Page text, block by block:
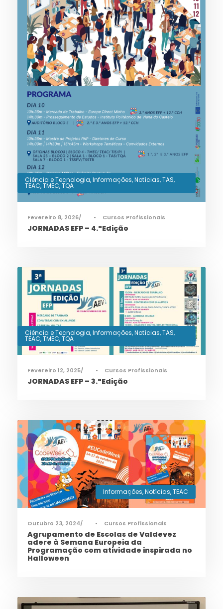
Ciência e Tecnologia,Informações,Notícias,TAS,
TEAC,TMEC,TQA
Fevereiro 8, 2026 • Cursos Profissionais
JORNADAS EFP – 4.ªEdição
Ciência e Tecnologia,Informações,Notícias,TAS,
TEAC,TMEC,TQA
Fevereiro 12, 2025 • Cursos Profissionais
JORNADAS EFP – 3.ªEdição
Informações,Notícias,TEAC
Outubro 23, 2024 • Cursos Profissionais
Agrupamento de Escolas de Valdevez
adere à Semana Europeia da
Programação com atividade inspirada no
Halloween